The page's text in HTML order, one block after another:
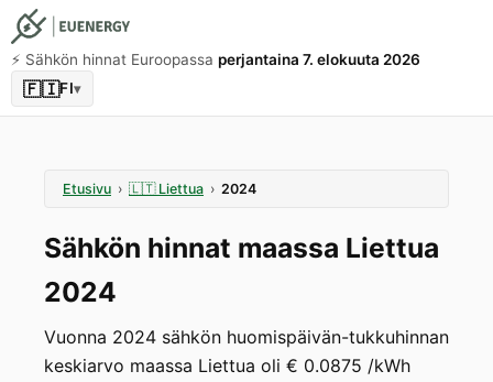
⚡️ Sähkön hinnat Euroopassa perjantaina 7. elokuuta 2026
🇫🇮FI▾
Etusivu › 🇱🇹 Liettua › 2024
Sähkön hinnat maassa Liettua
2024
Vuonna 2024 sähkön huomispäivän-tukkuhinnan
keskiarvo maassa Liettua oli € 0.0875 /kWh